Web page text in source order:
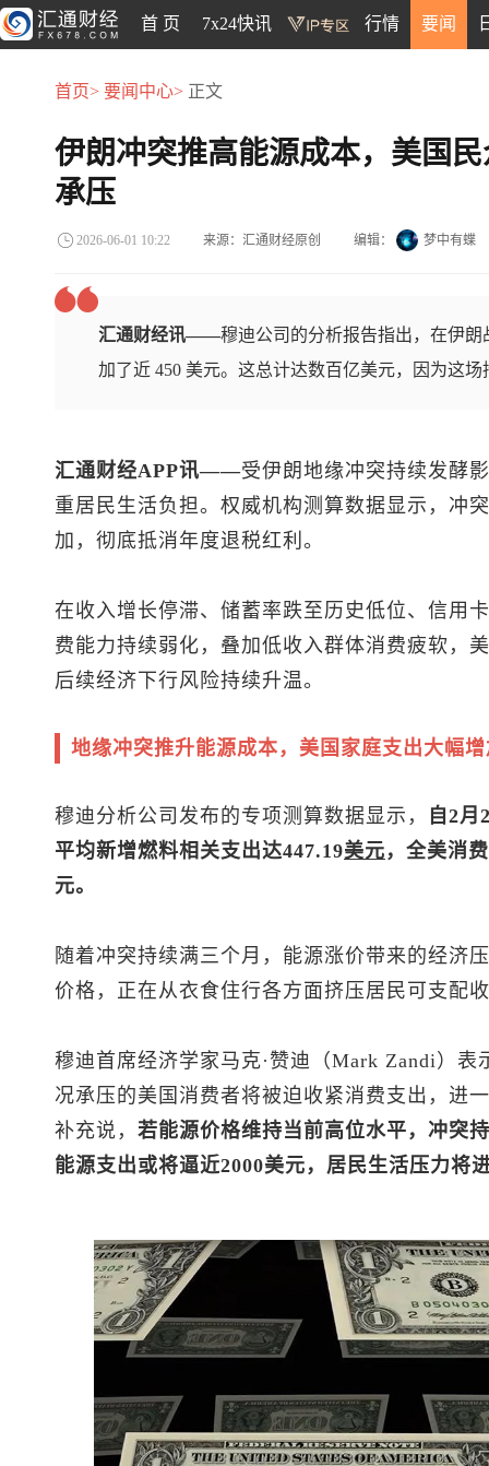
首 页 7x24快讯 行情 要闻
首页> 要闻中心> 正文
伊朗冲突推高能源成本，美国
承压
2026-06-01 10:22 来源：汇通财经原创 编辑： 梦中有蝶
汇通财经讯——穆迪公司的分析报告指出，在伊
加了近 450 美元。这总计达数百亿美元，因为这
汇通财经APP讯——受伊朗地缘冲突持续发酵
重居民生活负担。权威机构测算数据显示，冲
加，彻底抵消年度退税红利。
在收入增长停滞、储蓄率跌至历史低位、信用
费能力持续弱化，叠加低收入群体消费疲软，
后续经济下行风险持续升温。
地缘冲突推升能源成本，美国家庭支出大幅
穆迪分析公司发布的专项测算数据显示，
自2
平均新增燃料相关支出达447.19美元 ，全美消
元。
随着冲突持续满三个月，能源涨价带来的经济
价格，正在从衣食住行各方面挤压居民可支配
穆迪首席经济学家马克·赞迪（Mark Zandi）
况承压的美国消费者将被迫收紧消费支出，进
补充说， 若能源价格维持当前高位水平，冲突
能源支出或将逼近2000美元，居民生活压力将